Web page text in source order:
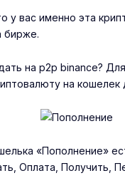
у вас именно эта
бирже.
на p2p binance?
на кошелек
«Пополнение»
Оплата, Получить,